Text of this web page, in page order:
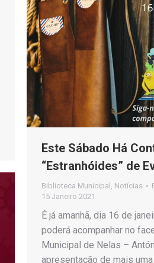
Este Sábado Há
“Estranhóides” de
Biblioteca Municipal , Notícias
15 Janeiro 2021
É já amanhã, dia 16 de
poderá acompanhar no
Municipal de Nelas –
apresentação de mais